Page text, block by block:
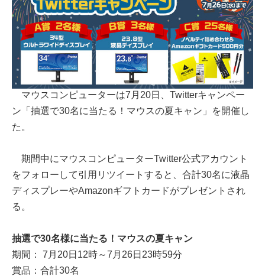
マウスコンピューターは7月20日、Twitterキャンペー
ン「抽選で30名に当たる！マウスの夏キャン」を開催し
た。
期間中にマウスコンピューターTwitter公式アカウント
をフォローして引用リツイートすると、合計30名に液晶
ディスプレーやAmazonギフトカードがプレゼントされ
る。
抽選で30名様に当たる！マウスの夏キャン
期間： 7月20日12時～7月26日23時59分
賞品：合計30名